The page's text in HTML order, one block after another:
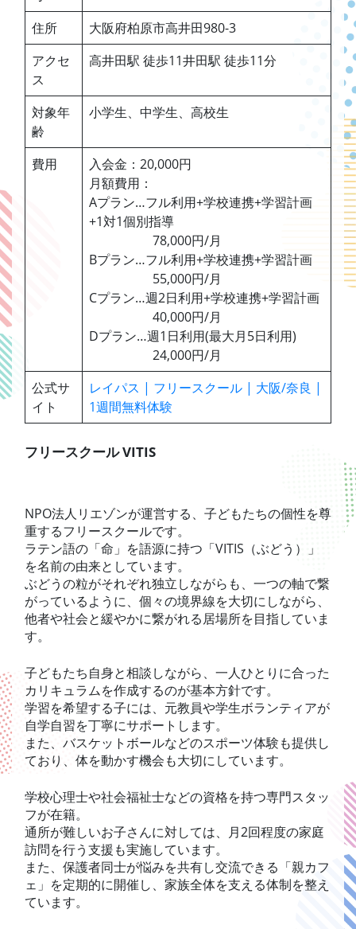
住所
大阪府柏原市高井田980-3
アクセ
ス
高井田駅 徒歩11井田駅 徒歩11分
対象年
齢
小学生、中学生、高校生
費用
入会金：20,000円
月額費用：
Aプラン…フル利用+学校連携+学習計画
+1対1個別指導
78,000円/月
Bプラン…フル利用+学校連携+学習計画
55,000円/月
Cプラン…週2日利用+学校連携+学習計画
40,000円/月
Dプラン…週1日利用(最大月5日利用)
24,000円/月
公式サ
イト
レイパス | フリースクール | 大阪/奈良 |
1週間無料体験
フリースクール VITIS
NPO法人リエゾンが運営する、子どもたちの個性を尊
重するフリースクールです。
ラテン語の「命」を語源に持つ「VITIS（ぶどう）」
を名前の由来としています。
ぶどうの粒がそれぞれ独立しながらも、一つの軸で繋
がっているように、個々の境界線を大切にしながら、
他者や社会と緩やかに繋がれる居場所を目指していま
す。
子どもたち自身と相談しながら、一人ひとりに合った
カリキュラムを作成するのが基本方針です。
学習を希望する子には、元教員や学生ボランティアが
自学自習を丁寧にサポートします。
また、バスケットボールなどのスポーツ体験も提供し
ており、体を動かす機会も大切にしています。
学校心理士や社会福祉士などの資格を持つ専門スタッ
フが在籍。
通所が難しいお子さんに対しては、月2回程度の家庭
訪問を行う支援も実施しています。
また、保護者同士が悩みを共有し交流できる「親カフ
ェ」を定期的に開催し、家族全体を支える体制を整え
ています。